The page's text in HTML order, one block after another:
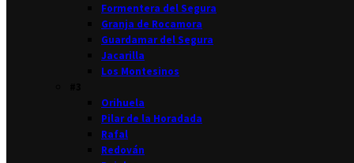
Formentera del Segura
Granja de Rocamora
Guardamar del Segura
Jacarilla
Los Montesinos
Orihuela
Pilar de la Horadada
Rafal
Redován